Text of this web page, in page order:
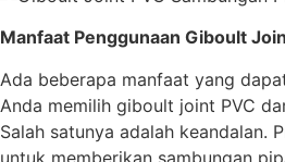
Manfaat Penggunaan Giboult
Ada beberapa manfaat yang
Anda memilih giboult joint PVC
Salah satunya adalah keandalan.
untuk memberikan sambungan